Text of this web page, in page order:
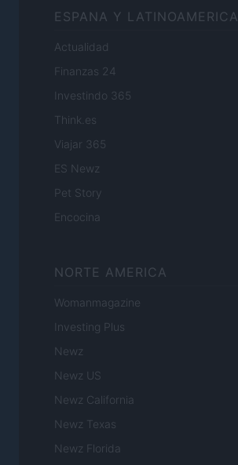
ESPANA Y LATINOAMERICA
Actualidad
Finanzas 24
Investindo 365
Think.es
Viajar 365
ES Newz
Pet Story
Encocina
NORTE AMERICA
Womanmagazine
Investing Plus
Newz
Newz US
Newz California
Newz Texas
Newz Florida